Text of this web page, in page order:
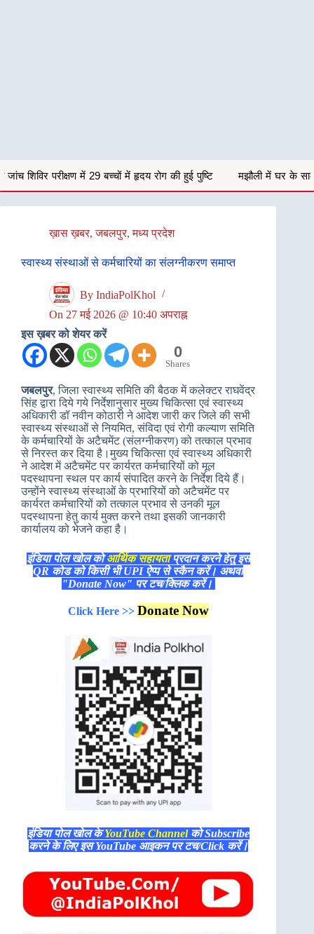
में हृदय रोग की हुई पुष्टि मझौली में घर के सामने खड़ी बोलेरो कार
ख़ास ख़बर,जबलपुर,मध्य प्रदेश
स्वास्थ्य संस्थाओं से कर्मचारियों का संलग्नीकरण समाप्त
By IndiaPolKhol
On 27 मई 2026 @ 10:40 अपराह्न
इस ख़बर को शेयर करें
0
Shares
जबलपुर, जिला स्वास्थ्य समिति की बैठक में कलेक्टर राघवेंद्र
सिंह द्वारा दिये गये निर्देशानुसार मुख्य चिकित्सा एवं स्वास्थ्य
अधिकारी डॉ नवीन कोठारी ने आदेश जारी कर जिले की सभी
स्वास्थ्य संस्थाओं से नियमित, संविदा एवं रोगी कल्याण समिति
के कर्मचारियों के अटैचमेंट (संलग्नीकरण) को तत्काल प्रभाव
से निरस्त कर दिया है।मुख्य चिकित्सा एवं स्वास्थ्य अधिकारी
ने आदेश में अटैचमेंट पर कार्यरत कर्मचारियों को मूल
पदस्थापना स्थल पर कार्य संपादित करने के निर्देश दिये हैं।
उन्होंने स्वास्थ्य संस्थाओं के प्रभारियों को अटैचमेंट पर
कार्यरत कर्मचारियों को तत्काल प्रभाव से उनकी मूल
पदस्थापना हेतु कार्य मुक्त करने तथा इसकी जानकारी
कार्यालय को भेजने कहा है।
इंडिया पोल खोल कोआर्थिक सहायताप्रदान करने हेतु इस
QR कोड को किसी भी UPI ऐप्प से स्कैन करें। अथवा
"Donate Now" पर टच/क्लिक करें।
Click Here >> Donate Now
इंडिया पोल खोल केYouTube Channelको Subscribe
करने के लिए इस YouTube आइकन पर टच/Click करें।